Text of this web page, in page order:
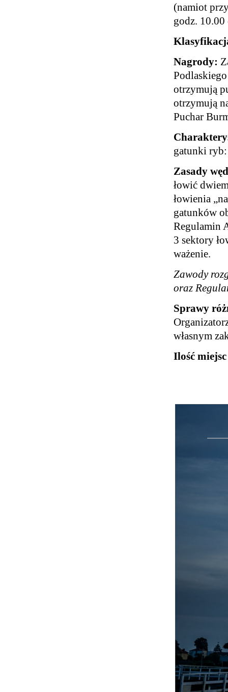
(namiot
godz.
Nagrody:
otrzymują
otrzymują
Puchar
gatunki ryb:
Zasady
łowić
łowienia
gatunków
Regulamin
3 sektory
ważenie.
Zawody
oraz
Sprawy
własnym
Ilość